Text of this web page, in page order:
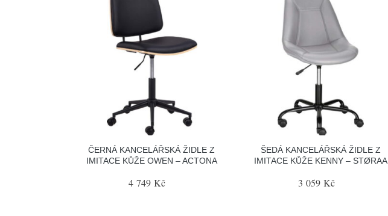
ČERNÁ KANCELÁŘSKÁ ŽIDLE Z
IMITACE KŮŽE OWEN – ACTONA
4 749 Kč
ŠEDÁ KANCELÁŘSKÁ ŽIDLE Z
IMITACE KŮŽE KENNY – STØRAA
3 059 Kč